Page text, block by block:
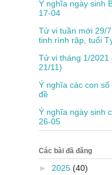
Ý nghĩa ngày sinh
17-04
Tử vi tuần mới 29/
tinh rình rập, tuổi
Tử vi tháng 1/2021
21/11)
Ý nghĩa các con
đề
Ý nghĩa ngày sinh
26-05
Các bài đã đăng
► 2025 (40)